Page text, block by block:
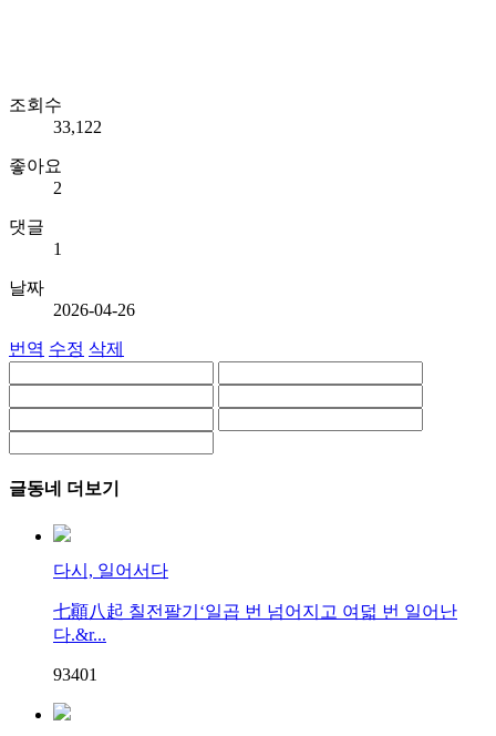
조회수
33,122
좋아요
2
댓글
1
날짜
2026-04-26
번역 수정 삭제
글동네 더보기
다시, 일어서다
七顚八起 칠전팔기‘일곱 번 넘어지고 여덟 번 일어난
다.&r...
93401